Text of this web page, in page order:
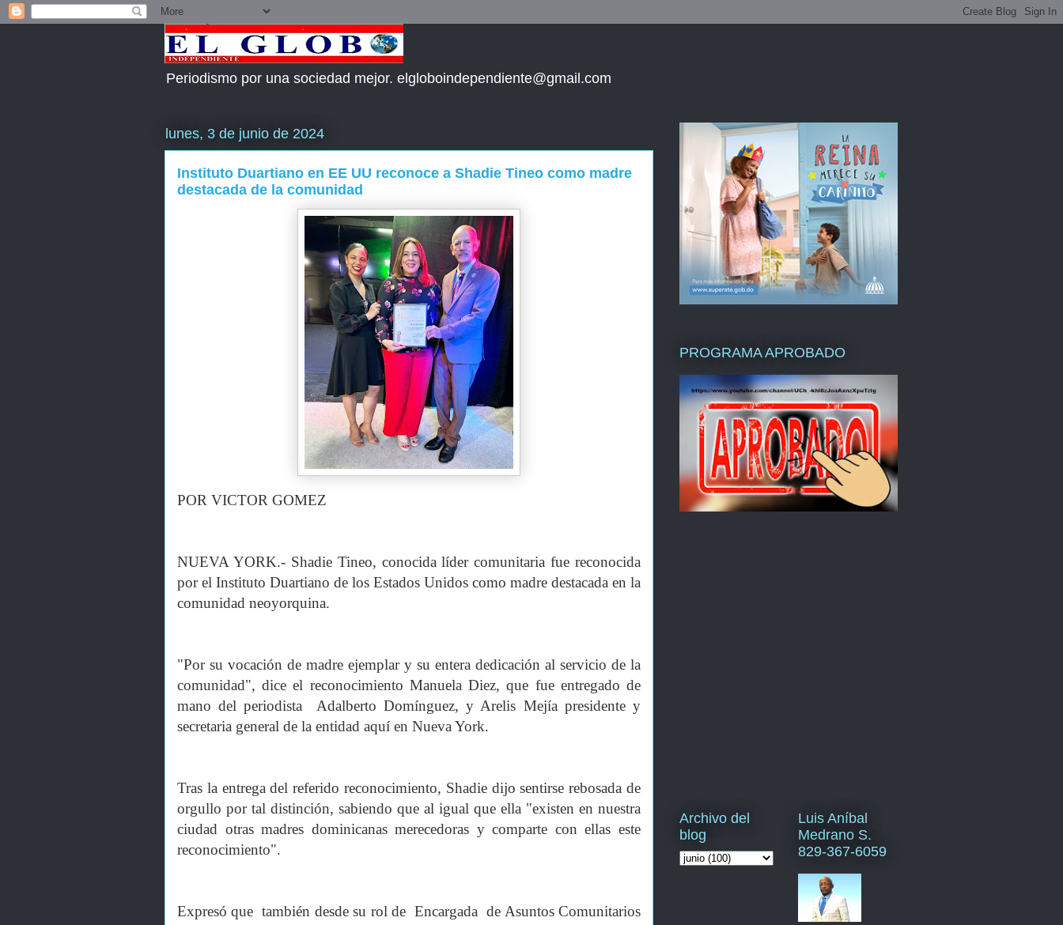
Periodismo por una sociedad mejor. elgloboindependiente@gmail.com
lunes, 3 de junio de 2024
Instituto Duartiano en EE UU reconoce a Shadie Tineo como madre
destacada de la comunidad
POR VICTOR GOMEZ
NUEVA YORK.- Shadie Tineo, conocida líder comunitaria fue reconocida
por el Instituto Duartiano de los Estados Unidos como madre destacada en la
comunidad neoyorquina.
"Por su vocación de madre ejemplar y su entera dedicación al servicio de la
comunidad", dice el reconocimiento Manuela Diez, que fue entregado de
mano del periodista Adalberto Domínguez, y Arelis Mejía presidente y
secretaria general de la entidad aquí en Nueva York.
Tras la entrega del referido reconocimiento, Shadie dijo sentirse rebosada de
orgullo por tal distinción, sabiendo que al igual que ella "existen en nuestra
ciudad otras madres dominicanas merecedoras y comparte con ellas este
reconocimiento".
Expresó que también desde su rol de Encargada de Asuntos Comunitarios
PROGRAMA APROBADO
Archivo del
blog
Luis Aníbal
Medrano S.
829-367-6059